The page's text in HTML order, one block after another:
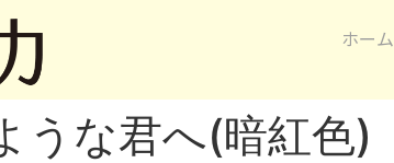
ホーム
うな君へ(暗紅色)